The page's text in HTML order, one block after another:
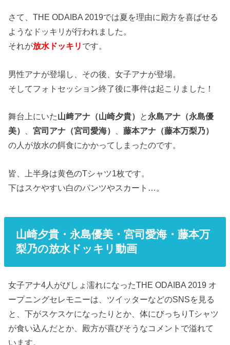
さて、THE ODAIBA 2019では夏を理由に殿方を喜ばせる
ようなドッキリが行われました。
それが放水ドッキリ です。
男性アナが登場し、その後、女子アナが登場。
そしてフォトセッション終了後に事件は起こりました！
舞台上にいた山﨑アナ（山崎夕貴） と 永島アナ（永島優
美）
、宮司アナ（宮司愛海） 、藤本アナ（藤本万梨乃）
の人が放水の餌食にかかってしまったのです。
皆、上半身は黄色のTシャツ1枚です。
下はスケやすい白のパンツやスカート…。
山崎夕貴・永島優美・宮司愛海・藤本万
梨乃の放水ドッキリ動画
女子アナ4人がびしょ濡れになったTHE ODAIBA 2019 オ
ープニングセレモニーは、ツイッターなどのSNSを見る
と、下がスケスケになったりとか、体にびっちりTシャツ
が食い込んだとか、殿方が喜びそうなコメントで溢れて
います。